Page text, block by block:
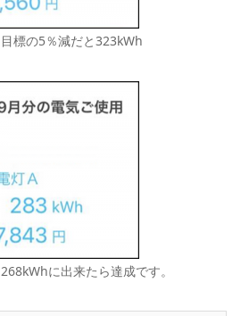
標の5％減だと323kWh
に出来たら達成です。